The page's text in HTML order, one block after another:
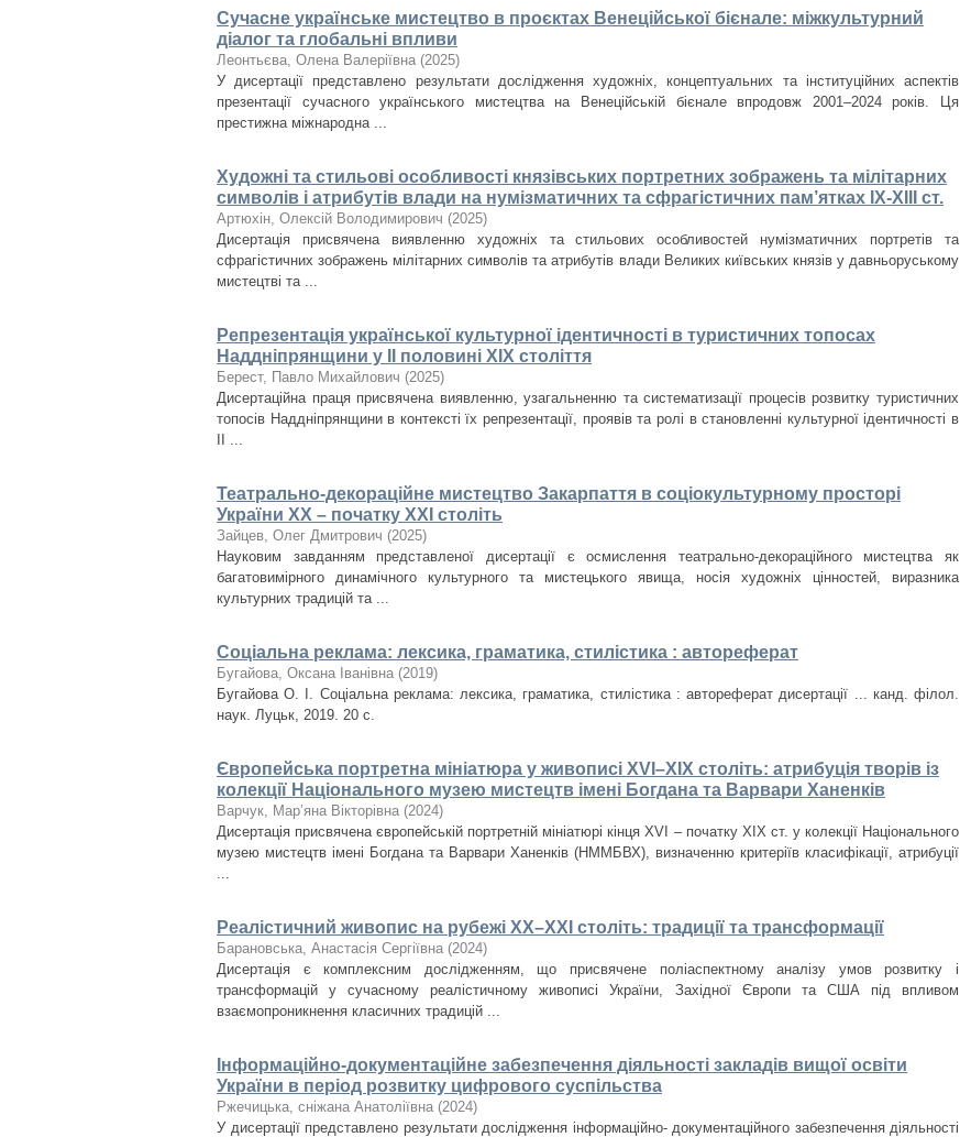
Сучасне українське мистецтво в проєктах Венеційської бієнале: міжкультурний
діалог та глобальні впливи
Леонтьєва, Олена Валеріївна (2025)
У дисертації представлено результати дослідження художніх, концептуальних та інституційних аспектів
презентації сучасного українського мистецтва на Венеційській бієнале впродовж 2001–2024 років. Ця
престижна міжнародна ...
Художні та стильові особливості князівських портретних зображень та мілітарних
символів і атрибутів влади на нумізматичних та сфрагістичних пам’ятках ІХ-ХІІІ ст.
Артюхін, Олексій Володимирович (2025)
Дисертація присвячена виявленню художніх та стильових особливостей нумізматичних портретів та
сфрагістичних зображень мілітарних символів та атрибутів влади Великих київських князів у давньоруському
мистецтві та ...
Репрезентація української культурної ідентичності в туристичних топосах
Наддніпрянщини у ІІ половині XIX століття
Берест, Павло Михайлович (2025)
Дисертаційна праця присвячена виявленню, узагальненню та систематизації процесів розвитку туристичних
топосів Наддніпрянщини в контексті їх репрезентації, проявів та ролі в становленні культурної ідентичності в
ІІ ...
Театрально-декораційне мистецтво Закарпаття в соціокультурному просторі
України ХХ – початку ХХІ століть
Зайцев, Олег Дмитрович (2025)
Науковим завданням представленої дисертації є осмислення театрально-декораційного мистецтва як
багатовимірного динамічного культурного та мистецького явища, носія художніх цінностей, виразника
культурних традицій та ...
Соціальна реклама: лексика, граматика, стилістика : автореферат
Бугайова, Оксана Іванівна (2019)
Бугайова О. І. Соціальна реклама: лексика, граматика, стилістика : автореферат дисертації ... канд. філол.
наук. Луцьк, 2019. 20 с.
Європейська портретна мініатюра у живописі XVI–XIX століть: атрибуція творів із
колекції Національного музею мистецтв імені Богдана та Варвари Ханенків
Варчук, Мар’яна Вікторівна (2024)
Дисертація присвячена європейській портретній мініатюрі кінця XVI – початку XIX ст. у колекції Національного
музею мистецтв імені Богдана та Варвари Ханенків (НММБВХ), визначенню критеріїв класифікації, атрибуції
...
Реалістичний живопис на рубежі ХХ–ХХІ століть: традиції та трансформації
Барановська, Анастасія Сергіївна (2024)
Дисертація є комплексним дослідженням, що присвячене поліаспектному аналізу умов розвитку і
трансформацій у сучасному реалістичному живописі України, Західної Європи та США під впливом
взаємопроникнення класичних традицій ...
Інформаційно-документаційне забезпечення діяльності закладів вищої освіти
України в період розвитку цифрового суспільства
Ржечицька, сніжана Анатоліївна (2024)
У дисертації представлено результати дослідження інформаційно- документаційного забезпечення діяльності